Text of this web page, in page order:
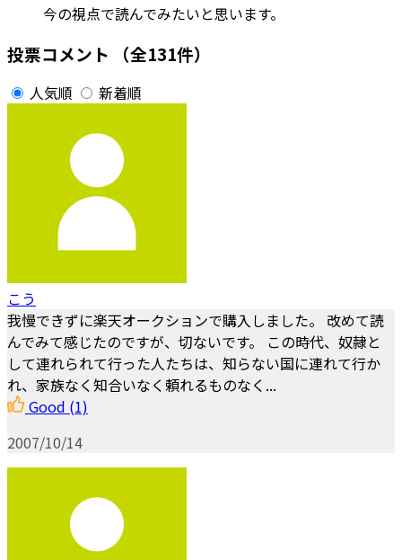
今の視点で読んでみたいと思います。
投票コメント （全131件）
人気順 新着順
こう
我慢できずに楽天オークションで購入しました。 改めて読
んでみて感じたのですが、切ないです。 この時代、奴隷と
して連れられて行った人たちは、知らない国に連れて行か
れ、家族なく知合いなく頼れるものなく...
Good (1)
2007/10/14